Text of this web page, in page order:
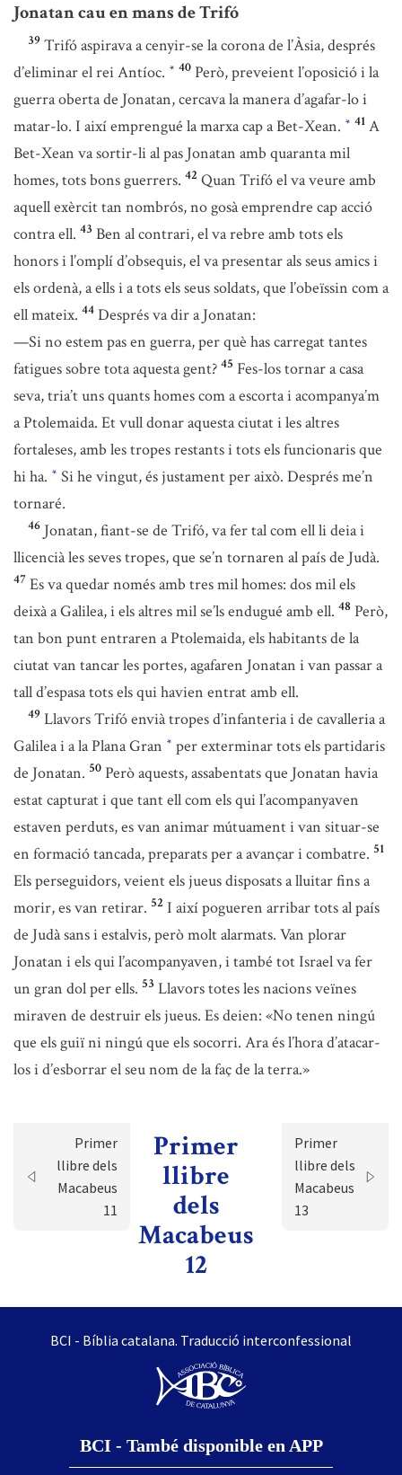
Jonatan cau en mans de Trifó
39 Trifó aspirava a cenyir-se la corona de l’Àsia, després
d’eliminar el rei Antíoc. * 40 Però, preveient l’oposició i la
guerra oberta de Jonatan, cercava la manera d’agafar-lo i
matar-lo. I així emprengué la marxa cap a Bet-Xean. * 41 A
Bet-Xean va sortir-li al pas Jonatan amb quaranta mil
homes, tots bons guerrers. 42 Quan Trifó el va veure amb
aquell exèrcit tan nombrós, no gosà emprendre cap acció
contra ell. 43 Ben al contrari, el va rebre amb tots els
honors i l’omplí d’obsequis, el va presentar als seus amics i
els ordenà, a ells i a tots els seus soldats, que l’obeïssin com a
ell mateix. 44 Després va dir a Jonatan:
—Si no estem pas en guerra, per què has carregat tantes
fatigues sobre tota aquesta gent? 45 Fes-los tornar a casa
seva, tria’t uns quants homes com a escorta i acompanya’m
a Ptolemaida. Et vull donar aquesta ciutat i les altres
fortaleses, amb les tropes restants i tots els funcionaris que
hi ha. * Si he vingut, és justament per això. Després me’n
tornaré.
46 Jonatan, fiant-se de Trifó, va fer tal com ell li deia i
llicencià les seves tropes, que se’n tornaren al país de Judà.
47 Es va quedar només amb tres mil homes: dos mil els
deixà a Galilea, i els altres mil se’ls endugué amb ell. 48 Però,
tan bon punt entraren a Ptolemaida, els habitants de la
ciutat van tancar les portes, agafaren Jonatan i van passar a
tall d’espasa tots els qui havien entrat amb ell.
49 Llavors Trifó envià tropes d’infanteria i de cavalleria a
Galilea i a la Plana Gran * per exterminar tots els partidaris
de Jonatan. 50 Però aquests, assabentats que Jonatan havia
estat capturat i que tant ell com els qui l’acompanyaven
estaven perduts, es van animar mútuament i van situar-se
en formació tancada, preparats per a avançar i combatre. 51
Els perseguidors, veient els jueus disposats a lluitar fins a
morir, es van retirar. 52 I així pogueren arribar tots al país
de Judà sans i estalvis, però molt alarmats. Van plorar
Jonatan i els qui l’acompanyaven, i també tot Israel va fer
un gran dol per ells. 53 Llavors totes les nacions veïnes
miraven de destruir els jueus. Es deien: «No tenen ningú
que els guiï ni ningú que els socorri. Ara és l’hora d’atacar-
los i d’esborrar el seu nom de la faç de la terra.»
Primer
llibre dels
Macabeus
11
Primer
llibre
dels
Macabeus
12
Primer
llibre dels
Macabeus
13
BCI - Bíblia catalana. Traducció interconfessional
BCI - També disponible en APP